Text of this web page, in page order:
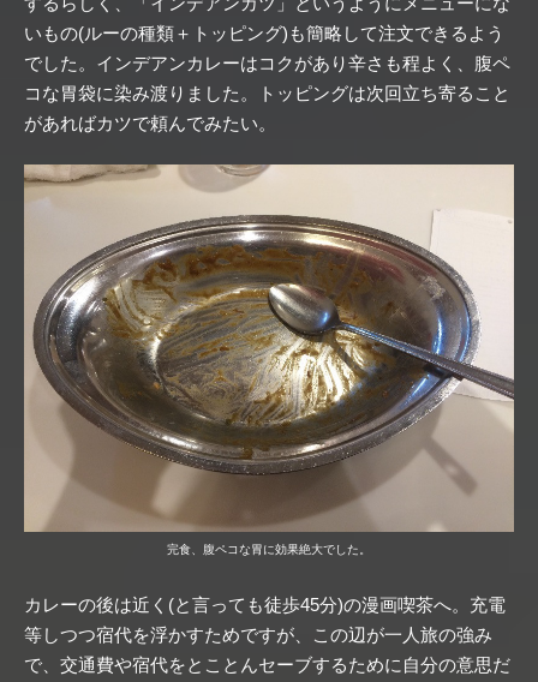
いもの(ルーの種類＋トッピング)も簡略して注文できるよう
でした。インデアンカレーはコクがあり辛さも程よく、腹ペ
コな胃袋に染み渡りました。トッピングは次回立ち寄ること
があればカツで頼んでみたい。
完食、腹ペコな胃に効果絶大でした。
カレーの後は近く(と言っても徒歩45分)の漫画喫茶へ。充電
等しつつ宿代を浮かすためですが、この辺が一人旅の強み
で、交通費や宿代をとことんセーブするために自分の意思だ